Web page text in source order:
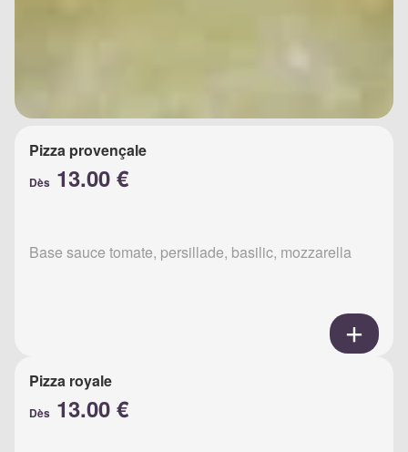
Pizza provençale
Dès 13.00 €
Base sauce tomate, persillade, basilic, mozzarella
Pizza royale
Dès 13.00 €